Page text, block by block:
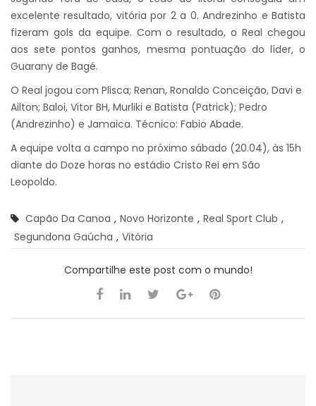
excelente resultado, vitória por 2 a 0. Andrezinho e Batista
fizeram gols da equipe. Com o resultado, o Real chegou
aos sete pontos ganhos, mesma pontuação do líder, o
Guarany de Bagé.
O Real jogou com Plisca; Renan, Ronaldo Conceição, Davi e
Ailton; Baloi, Vitor BH, Murliki e Batista (Patrick); Pedro
(Andrezinho) e Jamaica. Técnico: Fabio Abade.
A equipe volta a campo no próximo sábado (20.04), às 15h
diante do Doze horas no estádio Cristo Rei em São
Leopoldo.
Capão Da Canoa , Novo Horizonte , Real Sport Club ,
Segundona Gaúcha , Vitória
Compartilhe este post com o mundo!